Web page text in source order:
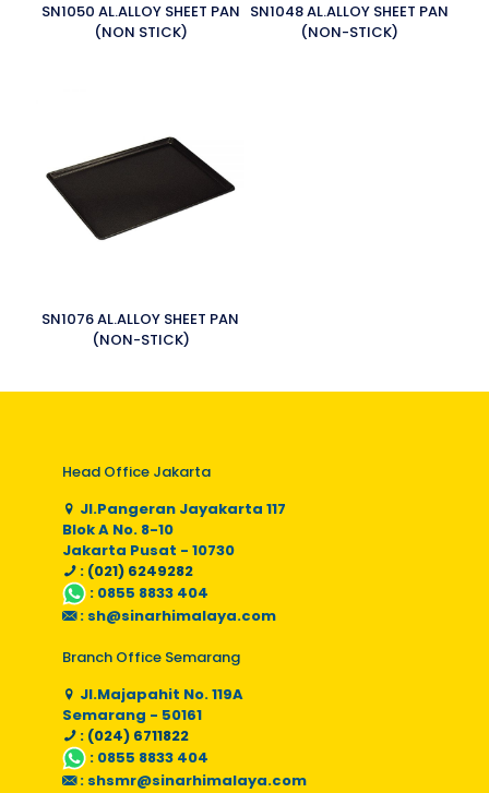
SN1050 AL.ALLOY SHEET PAN
(NON STICK)
SN1048 AL.ALLOY SHEET PAN
(NON-STICK)
SN1076 AL.ALLOY SHEET PAN
(NON-STICK)
Head Office Jakarta
Jl.Pangeran Jayakarta 117
Blok A No. 8-10
Jakarta Pusat - 10730
: (021) 6249282
: 0855 8833 404
: sh@sinarhimalaya.com
Branch Office Semarang
Jl.Majapahit No. 119A
Semarang - 50161
: (024) 6711822
: 0855 8833 404
: shsmr@sinarhimalaya.com